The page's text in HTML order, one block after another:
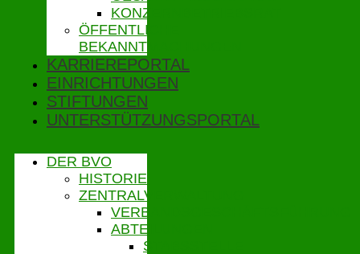
KONZERNBETRIEBSRAT
ÖFFENTLICHE
BEKANNTMACHUNGEN
KARRIEREPORTAL
EINRICHTUNGEN
STIFTUNGEN
UNTERSTÜTZUNGSPORTAL
DER BVO
HISTORIE
ZENTRALVERWALTUNG
VERBANDSGESCHÄFTSFÜHRUNG
ABTEILUNGEN
STABSSTELLE